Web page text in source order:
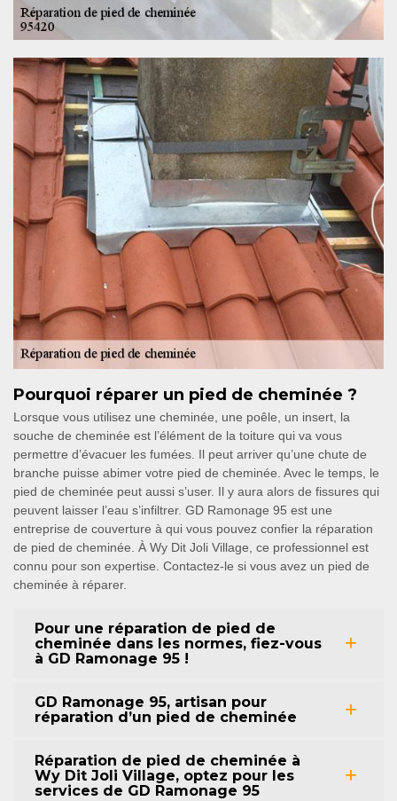
Pourquoi réparer un pied de cheminée ?
Lorsque vous utilisez une cheminée, une poêle, un insert, la
souche de cheminée est l’élément de la toiture qui va vous
permettre d’évacuer les fumées. Il peut arriver qu’une chute de
branche puisse abimer votre pied de cheminée. Avec le temps, le
pied de cheminée peut aussi s’user. Il y aura alors de fissures qui
peuvent laisser l’eau s’infiltrer. GD Ramonage 95 est une
entreprise de couverture à qui vous pouvez confier la réparation
de pied de cheminée. À Wy Dit Joli Village, ce professionnel est
connu pour son expertise. Contactez-le si vous avez un pied de
cheminée à réparer.
Pour une réparation de pied de
cheminée dans les normes, fiez-vous
à GD Ramonage 95 !
GD Ramonage 95, artisan pour
réparation d’un pied de cheminée
Réparation de pied de cheminée à
Wy Dit Joli Village, optez pour les
services de GD Ramonage 95